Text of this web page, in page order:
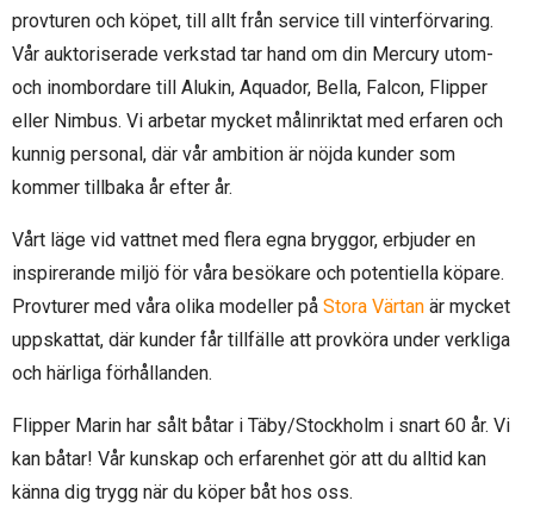
provturen och köpet, till allt från service till vinterförvaring.
Vår auktoriserade verkstad tar hand om din Mercury utom-
och inombordare till Alukin, Aquador, Bella, Falcon, Flipper
eller Nimbus. Vi arbetar mycket målinriktat med erfaren och
kunnig personal, där vår ambition är nöjda kunder som
kommer tillbaka år efter år.
Vårt läge vid vattnet med flera egna bryggor, erbjuder en
inspirerande miljö för våra besökare och potentiella köpare.
Provturer med våra olika modeller på Stora Värtan är mycket
uppskattat, där kunder får tillfälle att provköra under verkliga
och härliga förhållanden.
Flipper Marin har sålt båtar i Täby/Stockholm i snart 60 år. Vi
kan båtar! Vår kunskap och erfarenhet gör att du alltid kan
känna dig trygg när du köper båt hos oss.